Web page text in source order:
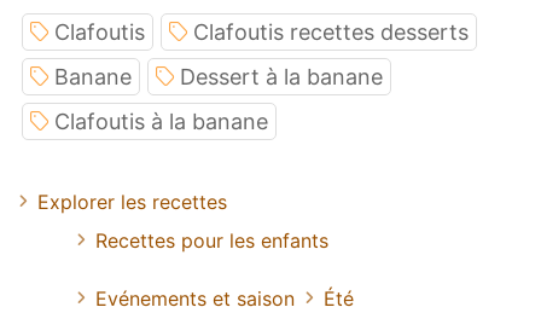
Clafoutis
Clafoutis recettes desserts
Banane
Dessert à la banane
Clafoutis à la banane
Explorer les recettes
Recettes pour les enfants
Evénements et saison Été